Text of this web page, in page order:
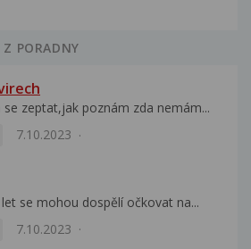
PORADNY
zeptat,jak poznám zda nemám...
7.10.2023
se mohou dospělí očkovat na...
7.10.2023